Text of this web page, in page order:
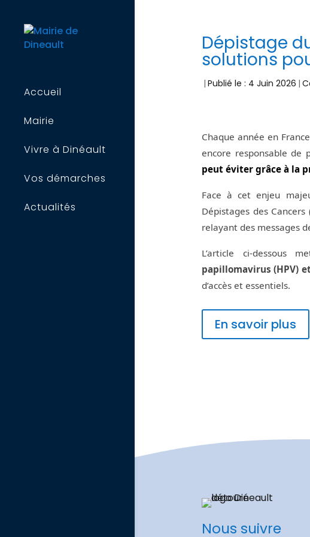
Accueil
Mairie
Vivre à Dinéault
Vos démarches
Actualités
Dépistage
solutions
| Publié le : 4 Juin 2026 |
Chaque année en
encore responsable de
peut éviter grâce à la
Face à cet enjeu
Dépistages des
relayant des messages
L’article ci-dessous
papillomavirus (HPV)
d’accès et essentiels.
En savoir plus
Nous suivre